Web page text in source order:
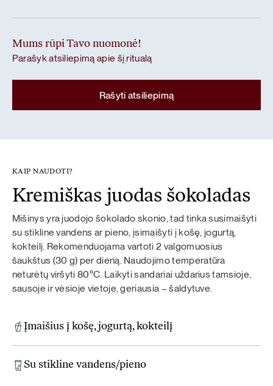
Mums rūpi Tavo nuomonė!
Parašyk atsiliepimą apie šį ritualą
Rašyti atsiliepimą
KAIP NAUDOTI?
Kremiškas juodas šokoladas
Mišinys yra juodojo šokolado skonio, tad tinka susimaišyti
su stikline vandens ar pieno, įsimaišyti į košę, jogurtą,
kokteilį. Rekomenduojama vartoti 2 valgomuosius
šaukštus (30 g) per dieną. Naudojimo temperatūra
neturėtų viršyti 80°C. Laikyti sandariai uždarius tamsioje,
sausoje ir vėsioje vietoje, geriausia – šaldytuve.
Įmaišius į košę, jogurtą, kokteilį
Su stikline vandens/pieno